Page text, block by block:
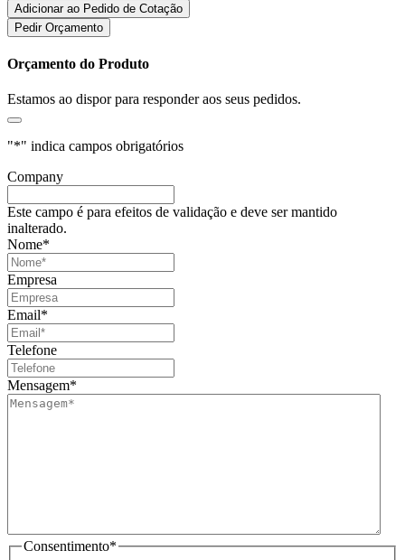
Adicionar ao Pedido de Cotação
Pedir Orçamento
Orçamento do Produto
Estamos ao dispor para responder aos seus pedidos.
"*" indica campos obrigatórios
Company
Este campo é para efeitos de validação e deve ser mantido
inalterado.
Nome*
Empresa
Email*
Telefone
Mensagem*
Consentimento*